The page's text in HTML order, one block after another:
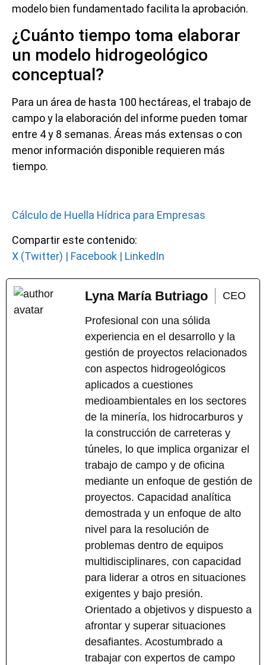
modelo bien fundamentado facilita la aprobación.
¿Cuánto tiempo toma elaborar
un modelo hidrogeológico
conceptual?
Para un área de hasta 100 hectáreas, el trabajo de
campo y la elaboración del informe pueden tomar
entre 4 y 8 semanas. Áreas más extensas o con
menor información disponible requieren más
tiempo.
Cálculo de Huella Hídrica para Empresas
Compartir este contenido:
X (Twitter) | Facebook | LinkedIn
Lyna María Butriago CEO
Profesional con una sólida
experiencia en el desarrollo y la
gestión de proyectos relacionados
con aspectos hidrogeológicos
aplicados a cuestiones
medioambientales en los sectores
de la minería, los hidrocarburos y
la construcción de carreteras y
túneles, lo que implica organizar el
trabajo de campo y de oficina
mediante un enfoque de gestión de
proyectos. Capacidad analítica
demostrada y un enfoque de alto
nivel para la resolución de
problemas dentro de equipos
multidisciplinares, con capacidad
para liderar a otros en situaciones
exigentes y bajo presión.
Orientado a objetivos y dispuesto a
afrontar y superar situaciones
desafiantes. Acostumbrado a
trabajar con expertos de campo